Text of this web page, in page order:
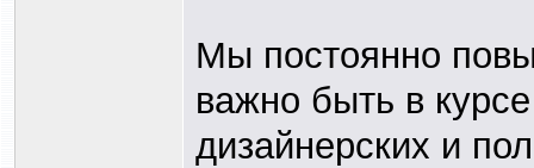
Мы постоянно
важно быть в
дизайнерских и